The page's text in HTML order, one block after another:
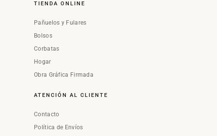
TIENDA ONLINE
Pañuelos y Fulares
Bolsos
Corbatas
Hogar
Obra Gráfica Firmada
ATENCIÓN AL CLIENTE
Contacto
Política de Envíos